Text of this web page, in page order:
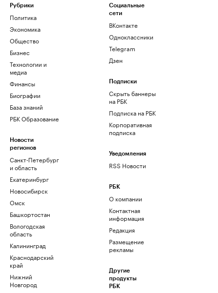
Рубрики
Политика
Экономика
Общество
Бизнес
Технологии и
медиа
Финансы
Биографии
База знаний
РБК Образование
Новости
регионов
Санкт-Петербург
и область
Екатеринбург
Новосибирск
Омск
Башкортостан
Вологодская
область
Калининград
Краснодарский
край
Нижний
Новгород
Социальные
сети
ВКонтакте
Одноклассники
Telegram
Дзен
Подписки
Скрыть баннеры
на РБК
Подписка на РБК
Корпоративная
подписка
Уведомления
RSS Новости
РБК
О компании
Контактная
информация
Редакция
Размещение
рекламы
Другие
продукты
РБК